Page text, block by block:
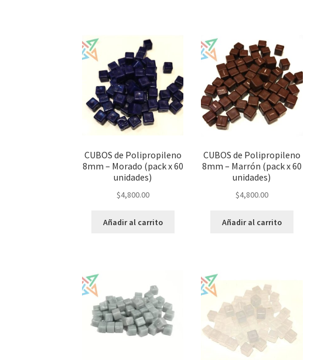
CUBOS de Polipropileno
8mm – Morado (pack x 60
unidades)
$4,800.00
Añadir al carrito
CUBOS de Polipropileno
8mm – Marrón (pack x 60
unidades)
$4,800.00
Añadir al carrito